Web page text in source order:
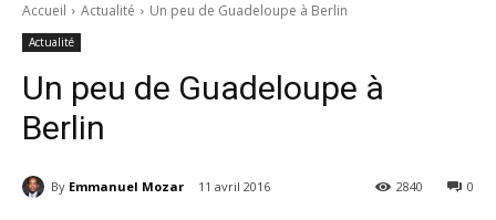
Accueil Actualité Un peu de Guadeloupe à Berlin
Actualité
Un peu de Guadeloupe à
Berlin
By Emmanuel Mozar 11 avril 2016 0
2840